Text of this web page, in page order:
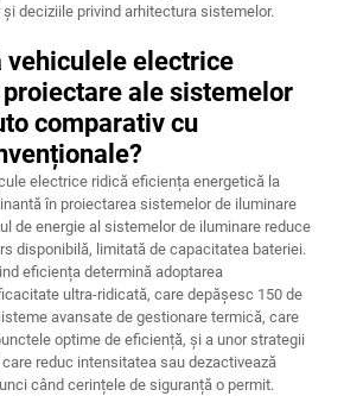
deciziile privind arhitectura sistemelor.
vehiculele electrice
ale sistemelor
comparativ cu
electrice ridică eficiența energetică la
în proiectarea sistemelor de iluminare
de energie al sistemelor de iluminare reduce
disponibilă, limitată de capacitatea bateriei.
eficiența determină adoptarea
ultra-ridicată, care depășesc 150 de
avansate de gestionare termică, care
optime de eficiență, și a unor strategii
reduc intensitatea sau dezactivează
când cerințele de siguranță o permit.